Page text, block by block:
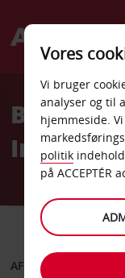
Welcome
AvisBilleje
AFHENT FRA
Vores
Vi bruger
analyser og til
hjemmeside.
politik
på ACCEPTÉR